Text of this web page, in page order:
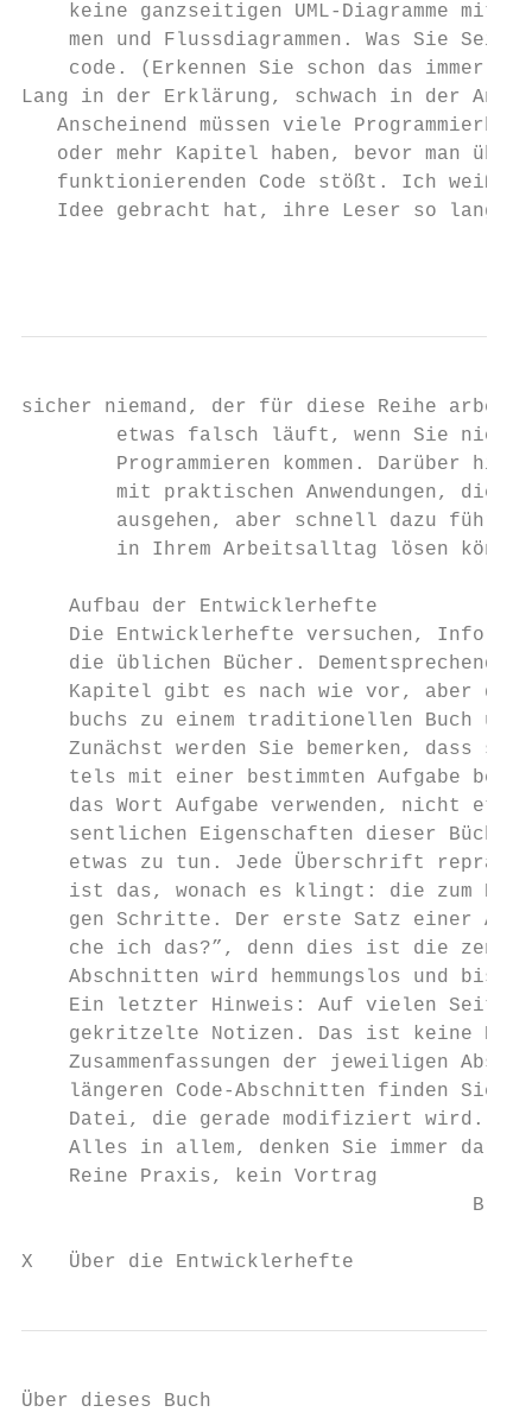
keine ganzseitigen UML-Diagramme mit
men und Flussdiagrammen. Was Sie Seite
code. (Erkennen Sie schon das immer
Lang in der Erklärung, schwach in der
Anscheinend müssen viele
oder mehr Kapitel haben, bevor man
funktionierenden Code stößt. Ich weiß
Idee gebracht hat, ihre Leser so lange
sicher niemand, der für diese Reihe
etwas falsch läuft, wenn Sie
Programmieren kommen. Darüber
mit praktischen Anwendungen, die
ausgehen, aber schnell dazu
in Ihrem Arbeitsalltag lösen
    Aufbau der Entwicklerhefte
Die Entwicklerhefte versuchen,
die üblichen Bücher. Dementsprechend
Kapitel gibt es nach wie vor, aber
buchs zu einem traditionellen Buch
Zunächst werden Sie bemerken, dass
tels mit einer bestimmten Aufgabe
das Wort Aufgabe verwenden, nicht etwa
sentlichen Eigenschaften dieser
etwas zu tun. Jede Überschrift
ist das, wonach es klingt: die zum
gen Schritte. Der erste Satz einer
che ich das?”, denn dies ist die
Abschnitten wird hemmungslos und bis
Ein letzter Hinweis: Auf vielen
gekritzelte Notizen. Das ist keine
Zusammenfassungen der jeweiligen
längeren Code-Abschnitten finden Sie
    Datei, die gerade modifiziert wird.
Alles in allem, denken Sie immer
    Reine Praxis, kein Vortrag
X   Über die Entwicklerhefte
Über dieses Buch